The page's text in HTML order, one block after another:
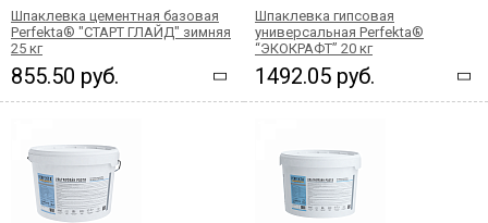
Шпаклевка цементная базовая
Perfekta® "СТАРТ ГЛАЙД" зимняя
25 кг
855.50 руб.
Шпаклевка гипсовая
универсальная Perfekta®
“ЭКОКРАФТ” 20 кг
1492.05 руб.